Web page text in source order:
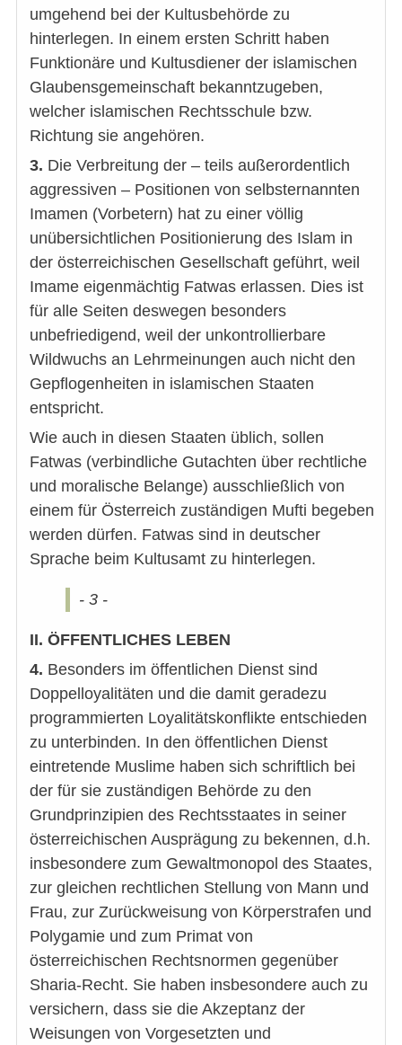
umgehend bei der Kultusbehörde zu
hinterlegen. In einem ersten Schritt haben
Funktionäre und Kultusdiener der islamischen
Glaubensgemeinschaft bekanntzugeben,
welcher islamischen Rechtsschule bzw.
Richtung sie angehören.
3. Die Verbreitung der – teils außerordentlich
aggressiven – Positionen von selbsternannten
Imamen (Vorbetern) hat zu einer völlig
unübersichtlichen Positionierung des Islam in
der österreichischen Gesellschaft geführt, weil
Imame eigenmächtig Fatwas erlassen. Dies ist
für alle Seiten deswegen besonders
unbefriedigend, weil der unkontrollierbare
Wildwuchs an Lehrmeinungen auch nicht den
Gepflogenheiten in islamischen Staaten
entspricht.
Wie auch in diesen Staaten üblich, sollen
Fatwas (verbindliche Gutachten über rechtliche
und moralische Belange) ausschließlich von
einem für Österreich zuständigen Mufti begeben
werden dürfen. Fatwas sind in deutscher
Sprache beim Kultusamt zu hinterlegen.
- 3 -
II. ÖFFENTLICHES LEBEN
4. Besonders im öffentlichen Dienst sind
Doppelloyalitäten und die damit geradezu
programmierten Loyalitätskonflikte entschieden
zu unterbinden. In den öffentlichen Dienst
eintretende Muslime haben sich schriftlich bei
der für sie zuständigen Behörde zu den
Grundprinzipien des Rechtsstaates in seiner
österreichischen Ausprägung zu bekennen, d.h.
insbesondere zum Gewaltmonopol des Staates,
zur gleichen rechtlichen Stellung von Mann und
Frau, zur Zurückweisung von Körperstrafen und
Polygamie und zum Primat von
österreichischen Rechtsnormen gegenüber
Sharia-Recht. Sie haben insbesondere auch zu
versichern, dass sie die Akzeptanz der
Weisungen von Vorgesetzten und